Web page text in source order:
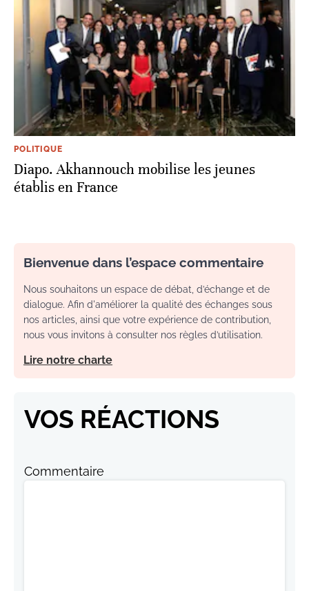
POLITIQUE
Diapo. Akhannouch mobilise les jeunes
établis en France
Bienvenue dans l’espace commentaire
Nous souhaitons un espace de débat, d’échange et de
dialogue. Afin d'améliorer la qualité des échanges sous
nos articles, ainsi que votre expérience de contribution,
nous vous invitons à consulter nos règles d’utilisation.
Lire notre charte
VOS RÉACTIONS
Commentaire